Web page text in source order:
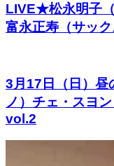
LIVE★松永明子（
富永正寿（サック
3月17日（日）昼
ノ）チェ・スヨ
vol.2